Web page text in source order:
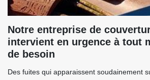
Notre entreprise de
intervient en urgence à tout
de besoin
Des fuites qui apparaissent soudainement